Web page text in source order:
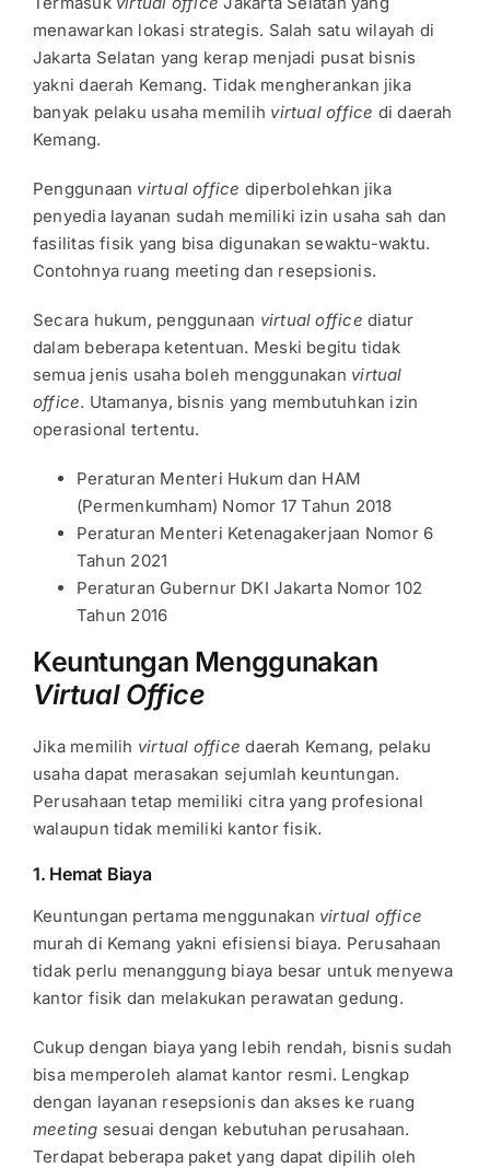
menawarkan lokasi strategis. Salah satu wilayah di
Jakarta Selatan yang kerap menjadi pusat bisnis
yakni daerah Kemang. Tidak mengherankan jika
banyak pelaku usaha memilih virtual office di daerah
Kemang.
Penggunaan virtual office diperbolehkan jika
penyedia layanan sudah memiliki izin usaha sah dan
fasilitas fisik yang bisa digunakan sewaktu-waktu.
Contohnya ruang meeting dan resepsionis.
Secara hukum, penggunaan virtual office diatur
dalam beberapa ketentuan. Meski begitu tidak
semua jenis usaha boleh menggunakan virtual
office. Utamanya, bisnis yang membutuhkan izin
operasional tertentu.
Peraturan Menteri Hukum dan HAM
(Permenkumham) Nomor 17 Tahun 2018
Peraturan Menteri Ketenagakerjaan Nomor 6
Tahun 2021
Peraturan Gubernur DKI Jakarta Nomor 102
Tahun 2016
Keuntungan Menggunakan
Virtual Office
Jika memilih virtual office daerah Kemang, pelaku
usaha dapat merasakan sejumlah keuntungan.
Perusahaan tetap memiliki citra yang profesional
walaupun tidak memiliki kantor fisik.
1. Hemat Biaya
Keuntungan pertama menggunakan virtual office
murah di Kemang yakni efisiensi biaya. Perusahaan
tidak perlu menanggung biaya besar untuk menyewa
kantor fisik dan melakukan perawatan gedung.
Cukup dengan biaya yang lebih rendah, bisnis sudah
bisa memperoleh alamat kantor resmi. Lengkap
dengan layanan resepsionis dan akses ke ruang
meeting sesuai dengan kebutuhan perusahaan.
Terdapat beberapa paket yang dapat dipilih oleh